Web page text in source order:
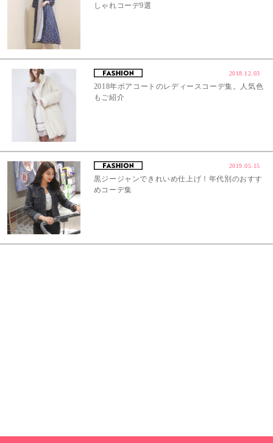
しゃれコーデ9選
2018.12.03
2018年ボアコートのレディースコーデ集。人気色
もご紹介
2019.05.15
黒ジージャンできれいめ仕上げ！年代別のおすす
めコーデ集